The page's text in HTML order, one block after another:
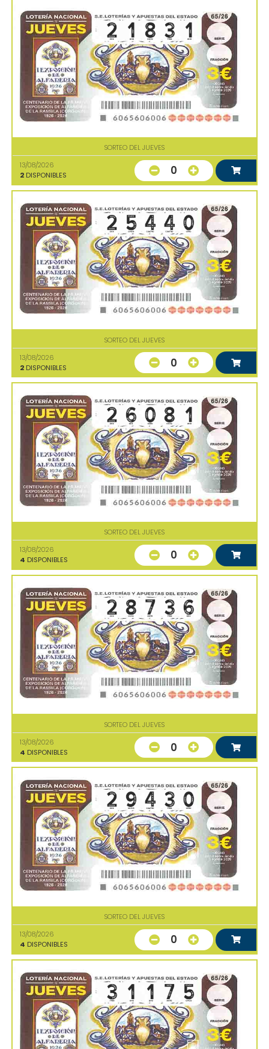
SORTEO DEL JUEVES
13/08/2026
2 DISPONIBLES 0
SORTEO DEL JUEVES
13/08/2026
2 DISPONIBLES 0
SORTEO DEL JUEVES
13/08/2026
4 DISPONIBLES 0
SORTEO DEL JUEVES
13/08/2026
4 DISPONIBLES 0
SORTEO DEL JUEVES
13/08/2026
4 DISPONIBLES 0